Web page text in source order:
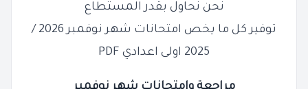
نحن نحاول بقدر المستطاع
توفير كل ما يخص امتحانات شهر نوفمبر 2026 /
2025 اولى اعدادي PDF